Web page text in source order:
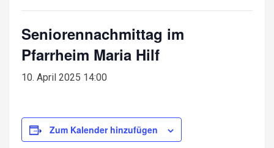
Seniorennachmittag im
Pfarrheim Maria Hilf
10. April 2025 14:00
Zum Kalender hinzufügen